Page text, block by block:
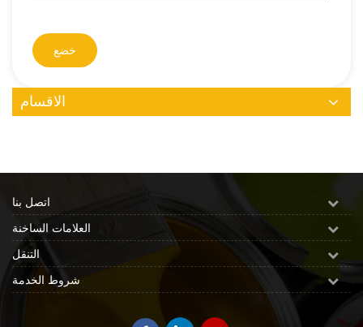
خضع
الاقسام
اتصل بنا
العلامات الساخنة
التنقل
شروط الخدمة